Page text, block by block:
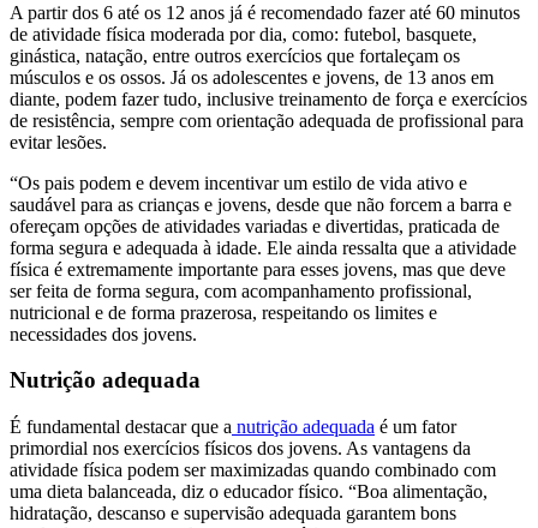
A partir dos 6 até os 12 anos já é recomendado fazer até 60 minutos
de atividade física moderada por dia, como: futebol, basquete,
ginástica, natação, entre outros exercícios que fortaleçam os
músculos e os ossos. Já os adolescentes e jovens, de 13 anos em
diante, podem fazer tudo, inclusive treinamento de força e exercícios
de resistência, sempre com orientação adequada de profissional para
evitar lesões.
“Os pais podem e devem incentivar um estilo de vida ativo e
saudável para as crianças e jovens, desde que não forcem a barra e
ofereçam opções de atividades variadas e divertidas, praticada de
forma segura e adequada à idade. Ele ainda ressalta que a atividade
física é extremamente importante para esses jovens, mas que deve
ser feita de forma segura, com acompanhamento profissional,
nutricional e de forma prazerosa, respeitando os limites e
necessidades dos jovens.
Nutrição adequada
É fundamental destacar que a nutrição adequada é um fator
primordial nos exercícios físicos dos jovens. As vantagens da
atividade física podem ser maximizadas quando combinado com
uma dieta balanceada, diz o educador físico. “Boa alimentação,
hidratação, descanso e supervisão adequada garantem bons